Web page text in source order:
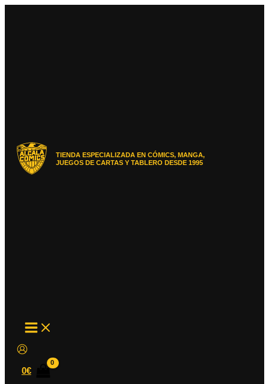
TIENDA ESPECIALIZADA EN CÓMICS, MANGA,
JUEGOS DE CARTAS Y TABLERO DESDE 1995
MAIN
MENU
0€